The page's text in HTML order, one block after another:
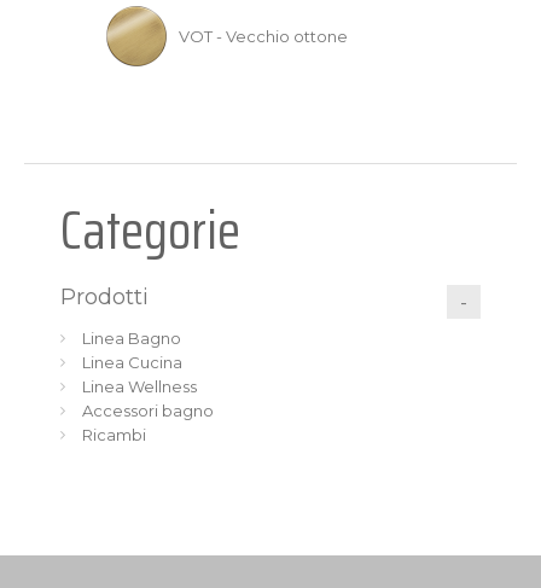
VOT - Vecchio ottone
Categorie
Prodotti
Linea Bagno
Linea Cucina
Linea Wellness
Accessori bagno
Ricambi